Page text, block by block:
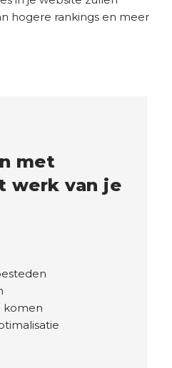
hogere rankings en meer
met
werk van je
komen